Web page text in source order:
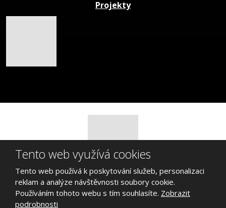
Projekty
© 2026 Jiří Řebíček, vytvořila eBRÁNA s.r.o.
Mapa stránek
Podmínky použití
Tento web využívá cookies
Tento web používá k poskytování služeb, personalizaci
reklam a analýze návštěvnosti soubory cookie.
Používáním tohoto webu s tím souhlasíte. Zobrazit
podrobnosti